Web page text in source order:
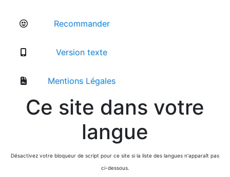
Recommander
Version texte
Mentions Légales
Ce site dans votre
langue
Désactivez votre bloqueur de script pour ce site si la liste des langues n'apparaît pas
ci-dessous.